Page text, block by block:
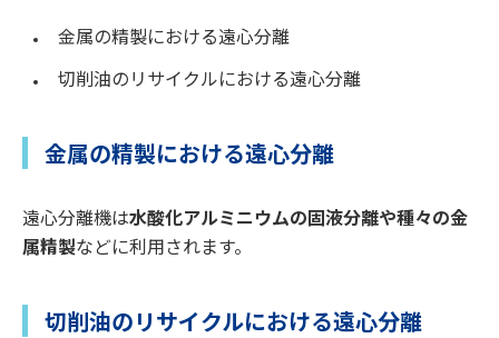
金属の精製における遠心分離
切削油のリサイクルにおける遠心分離
金属の精製における遠心分離
遠心分離機は水酸化アルミニウムの固液分離や種々の金
属精製などに利用されます。
切削油のリサイクルにおける遠心分離